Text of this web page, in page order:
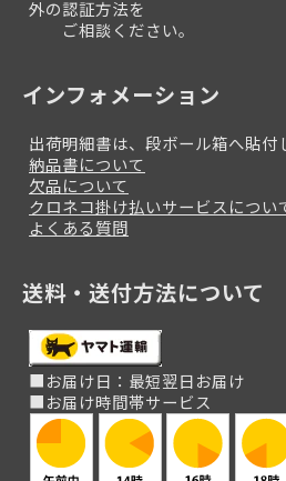
外の認証方法を
ご相談ください。
インフォメーション
出荷明細書は、段ボール箱へ貼付
納品書について
欠品について
クロネコ掛け払いサービスについ
よくある質問
送料・送付方法について
■お届け日：最短翌日お届け
■お届け時間帯サービス